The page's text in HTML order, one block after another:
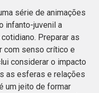
série de animações
infanto-juvenil a
Preparar as
com senso crítico e
considerar o impacto
as esferas e relações
um jeito de formar